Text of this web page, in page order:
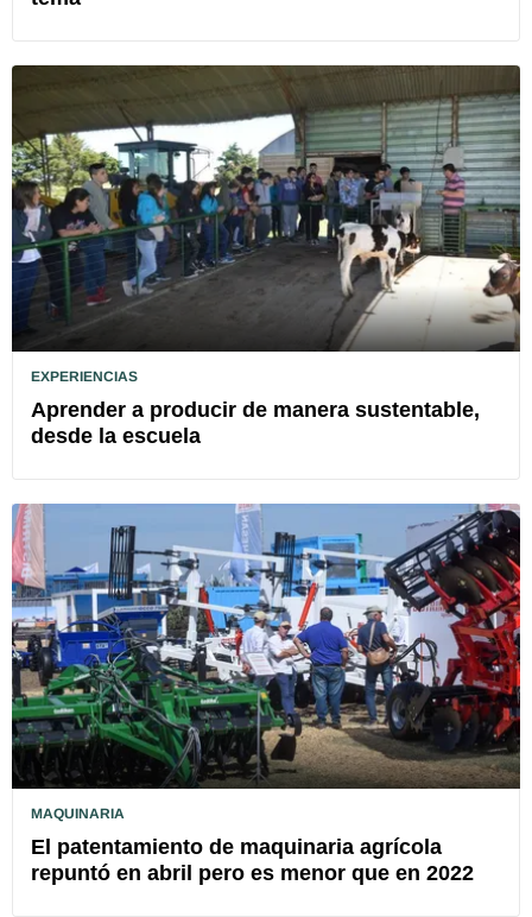
EXPERIENCIAS
Aprender a producir de manera sustentable,
desde la escuela
MAQUINARIA
El patentamiento de maquinaria agrícola
repuntó en abril pero es menor que en 2022